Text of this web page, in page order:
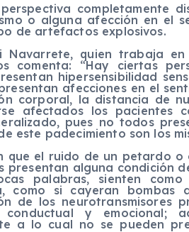
completamente
o alguna afección en el
de artefactos explosivos.
Navarrete, quien trabaja
comenta: “Hay ciertas
hipersensibilidad
afecciones en el
corporal, la distancia de
afectados los pacientes
pues no todos
este padecimiento son los
que el ruido de un petardo
presentan alguna condición
palabras, sienten
como si cayeran
de los neurotransmisores
y emocional;
a lo cual no se pueden